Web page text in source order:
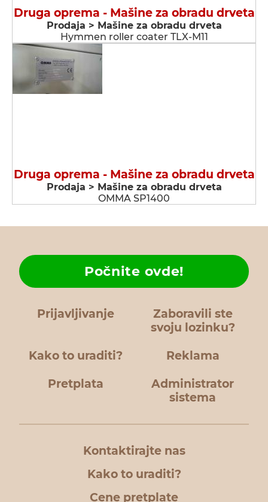
Druga oprema - Мašine za obradu drveta
Prodaja > Мašine za obradu drveta
Hymmen roller coater TLX-M11
Druga oprema - Мašine za obradu drveta
Prodaja > Мašine za obradu drveta
OMMA SP1400
Prijavljivanje
Zaboravili ste
svoju lozinku?
Kako to uraditi?
Počnite ovde!
Reklama
Pretplata
Administrator
sistema
Kontaktirajte nas
Kako to uraditi?
Cene pretplate